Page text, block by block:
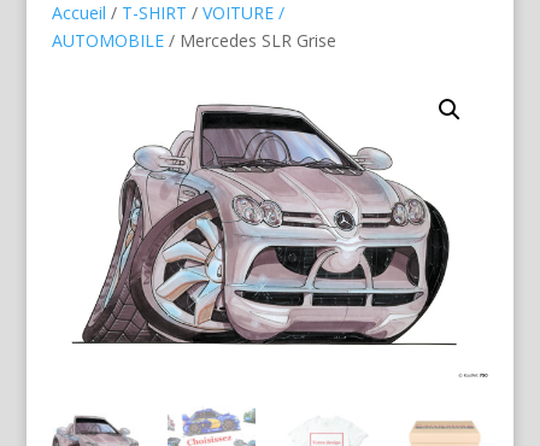
Accueil / T-SHIRT / VOITURE /
AUTOMOBILE/ Mercedes SLR Grise